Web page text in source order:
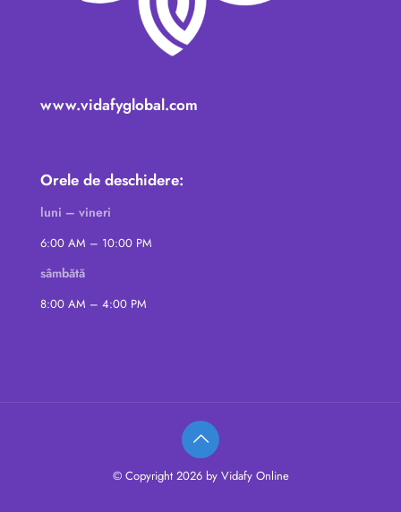
www.vidafyglobal.com
Orele de deschidere:
luni – vineri
6:00 AM – 10:00 PM
sâmbătă
8:00 AM – 4:00 PM
© Copyright 2026 by Vidafy Online